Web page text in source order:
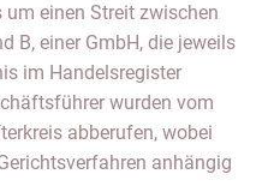
einen Streit zwischen
B, einer GmbH, die jeweils
im Handelsregister
wurden vom
abberufen, wobei
anhängig